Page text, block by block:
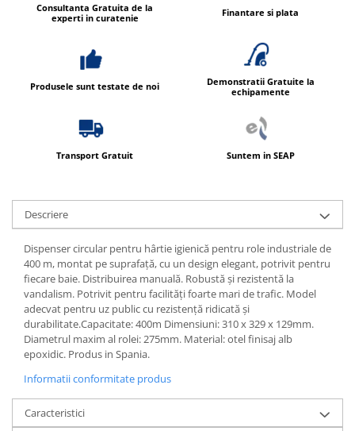
Produse ingrijire personala
Sampon si gel de dus
Sapun lichid
Sapun spuma
Consumabile hartie
Cearceaf hartie & cearceaf hartie
Hartie igienica
Prosoape hartie pliate
Pungi igienice
Role hartie industriala
Role prosop hartie
Servetele masa & faciale
Odorizante profesionale
Aparate odorizante profesionale
Odorizant toalera, wc
Consultanta Gratuita de la
experti in curatenie
Finantare si plata
Produsele sunt testate de noi
Demonstratii Gratuite la
echipamente
Transport Gratuit Suntem in SEAP
Descriere
Dispenser circular pentru hârtie igienică pentru role industriale de
400 m, montat pe suprafață, cu un design elegant, potrivit pentru
fiecare baie. Distribuirea manuală. Robustă și rezistentă la
vandalism. Potrivit pentru facilități foarte mari de trafic. Model
adecvat pentru uz public cu rezistență ridicată și
durabilitate.Capacitate: 400m Dimensiuni: 310 x 329 x 129mm.
Diametrul maxim al rolei: 275mm. Material: otel finisaj alb
epoxidic. Produs in Spania.
Informatii conformitate produs
Caracteristici